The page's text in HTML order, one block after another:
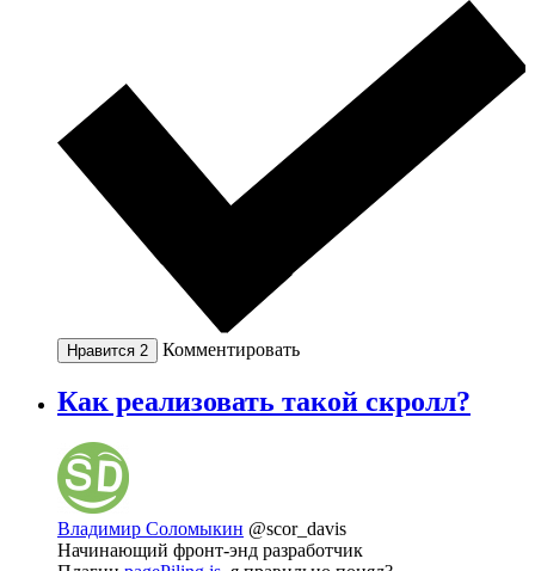
Нравится 2 Комментировать
Как реализовать такой скролл?
Владимир Соломыкин @scor_davis
Начинающий фронт-энд разработчик